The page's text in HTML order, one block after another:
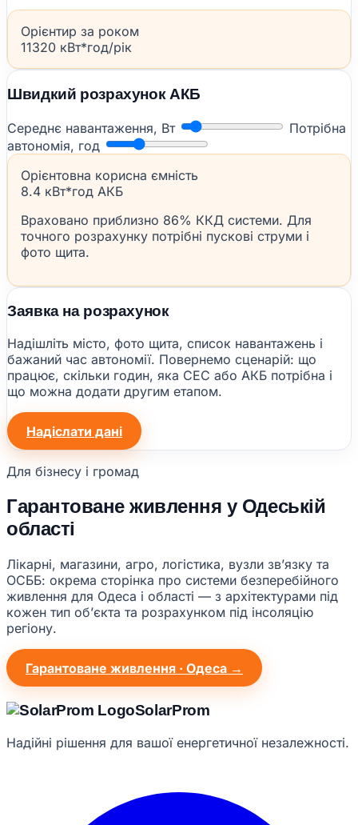
Орієнтир за роком
11320 кВт*год/рік
Швидкий розрахунок АКБ
Середнє навантаження, Вт
Потрібна
автономія, год
Орієнтовна корисна ємність
8.4 кВт*год АКБ
Враховано приблизно 86% ККД системи. Для
точного розрахунку потрібні пускові струми і
фото щита.
Заявка на розрахунок
Надішліть місто, фото щита, список навантажень і
бажаний час автономії. Повернемо сценарій: що
працює, скільки годин, яка СЕС або АКБ потрібна і
що можна додати другим етапом.
Надіслати дані
Для бізнесу і громад
Гарантоване живлення у Одеській
області
Лікарні, магазини, агро, логістика, вузли звʼязку та
ОСББ: окрема сторінка про системи безперебійного
живлення для Одеса і області — з архітектурами під
кожен тип обʼєкта та розрахунком під інсоляцію
регіону.
Гарантоване живлення · Одеса →
SolarProm
Надійні рішення для вашої енергетичної незалежності.